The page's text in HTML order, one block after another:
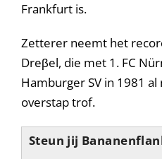
Frankfurt is.
Zetterer neemt het
Dreβel, die met 1. FC
Hamburger SV in 1981 al
overstap trof.
Steun jij